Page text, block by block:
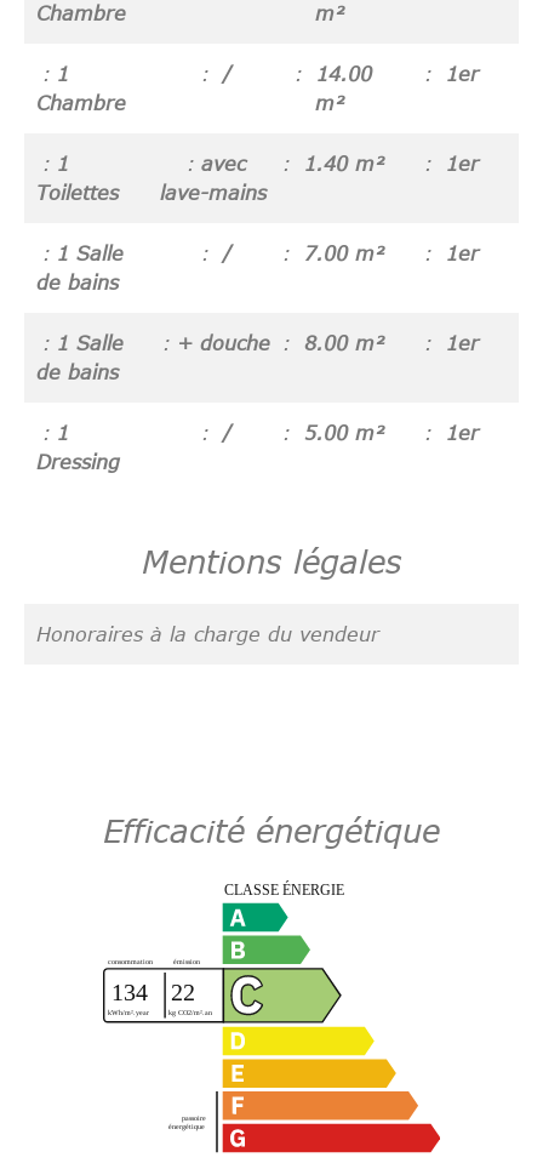
Chambre
m²
1
Chambre
/
14.00
m²
1er
1
Toilettes
avec
lave-mains
1.40 m² 1er
1 Salle
de bains
/ 7.00 m² 1er
1 Salle
de bains
+ douche 8.00 m² 1er
1
Dressing
/ 5.00 m² 1er
Mentions légales
Honoraires à la charge du vendeur
Efficacité énergétique